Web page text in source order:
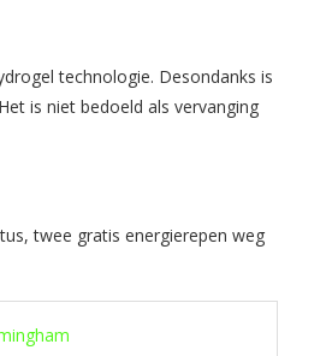
technologie. Desondanks is
is niet bedoeld als vervanging
twee gratis energierepen weg